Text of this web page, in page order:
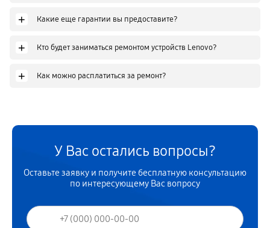
+ Какие еще гарантии вы предоставите?
+ Кто будет заниматься ремонтом устройств Lenovo?
+ Как можно расплатиться за ремонт?
У Вас остались вопросы?
Оставьте заявку и получите бесплатную консультацию
по интересующему Вас вопросу